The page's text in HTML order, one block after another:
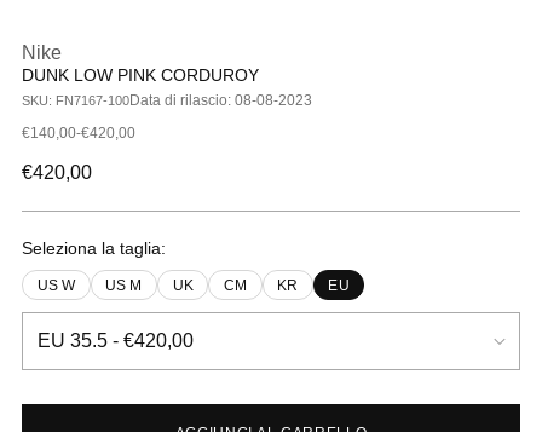
Nike
DUNK LOW PINK CORDUROY
SKU: FN7167-100Data di rilascio: 08-08-2023
€140,00-€420,00
Prezzo
€420,00
Seleziona la taglia:
US W US M UK CM KR EU